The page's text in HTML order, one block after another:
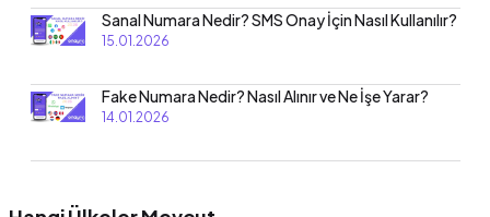
Sanal Numara Nedir? SMS Onay İçin Nasıl Kullanılır?
15.01.2026
Fake Numara Nedir? Nasıl Alınır ve Ne İşe Yarar?
14.01.2026